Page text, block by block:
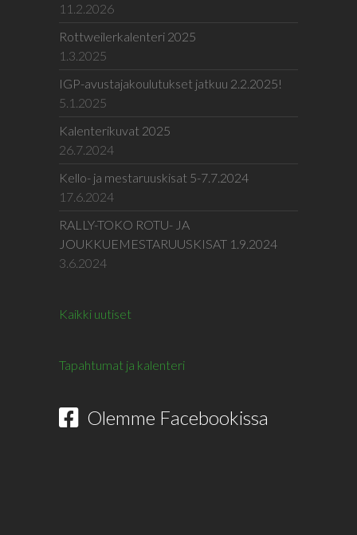
11.2.2026
Rottweilerkalenteri 2025
1.3.2025
IGP-avustajakoulutukset jatkuu 2.2.2025!
5.1.2025
Kalenterikuvat 2025
26.7.2024
Kello- ja mestaruuskisat 5-7.7.2024
17.6.2024
RALLY-TOKO ROTU- JA
JOUKKUEMESTARUUSKISAT 1.9.2024
3.6.2024
Kaikki uutiset
Tapahtumat ja kalenteri
Olemme Facebookissa